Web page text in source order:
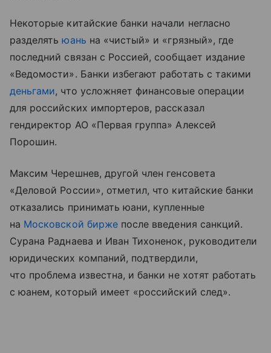
Некоторые китайские банки начали негласно
разделятьюань на «чистый» и «грязный», где
последний связан с Россией, сообщает издание
«Ведомости». Банки избегают работать с такими
деньгами, что усложняет финансовые операции
для российских импортеров, рассказал
гендиректор АО «Первая группа» Алексей
Порошин.
Максим Черешнев, другой член генсовета
«Деловой России», отметил, что китайские банки
отказались принимать юани, купленные
на Московской биржепосле введения санкций.
Сурана Раднаева и Иван Тихоненок, руководители
юридических компаний, подтвердили,
что проблема известна, и банки не хотят работать
с юанем, который имеет «российский след».